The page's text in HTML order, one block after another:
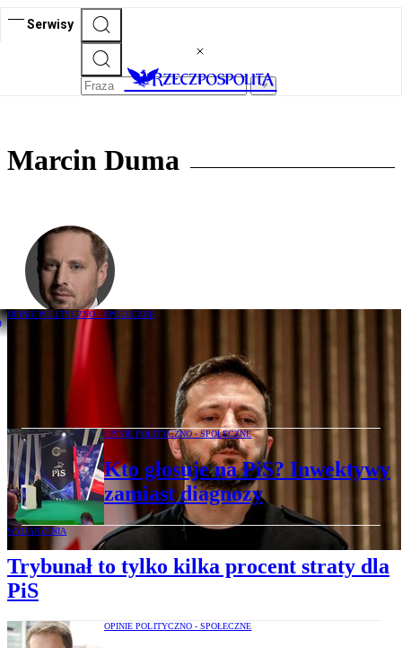
Serwisy
Marcin Duma
OPINIE POLITYCZNO - SPOŁECZNE
Marcin Duma: Ukraińcy badają nastroje
społeczne w Polsce i potem nas
OPINIE POLITYCZNO - SPOŁECZNE
Kto głosuje na PiS? Inwektywy
zamiast diagnozy
WYDARZENIA
Trybunał to tylko kilka procent straty dla
PiS
OPINIE POLITYCZNO - SPOŁECZNE